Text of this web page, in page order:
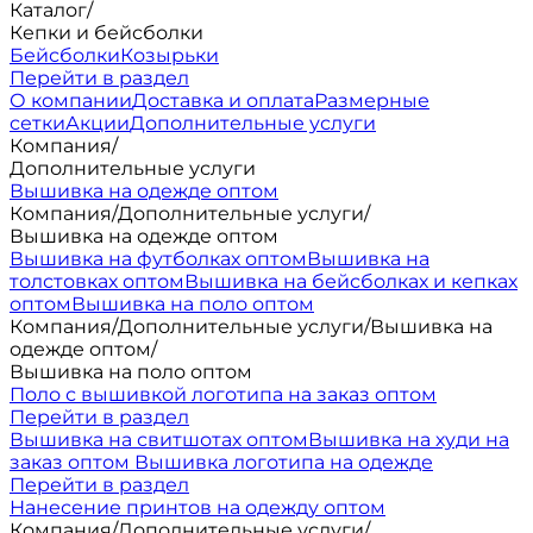
Каталог/
Кепки и бейсболки
БейсболкиКозырьки
Перейти в раздел
О компанииДоставка и оплатаРазмерные
сеткиАкцииДополнительные услуги
Компания/
Дополнительные услуги
Вышивка на одежде оптом
Компания/Дополнительные услуги/
Вышивка на одежде оптом
Вышивка на футболках оптомВышивка на
толстовках оптомВышивка на бейсболках и кепках
оптомВышивка на поло оптом
Компания/Дополнительные услуги/Вышивка на
одежде оптом/
Вышивка на поло оптом
Поло с вышивкой логотипа на заказ оптом
Перейти в раздел
Вышивка на свитшотах оптомВышивка на худи на
заказ оптом Вышивка логотипа на одежде
Перейти в раздел
Нанесение принтов на одежду оптом